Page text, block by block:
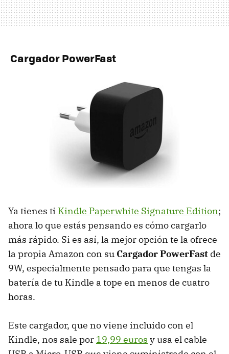
Cargador PowerFast
Ya tienes ti Kindle Paperwhite Signature Edition;
ahora lo que estás pensando es cómo cargarlo
más rápido. Si es así, la mejor opción te la ofrece
la propia Amazon con su Cargador PowerFast de
9W, especialmente pensado para que tengas la
batería de tu Kindle a tope en menos de cuatro
horas.
Este cargador, que no viene incluido con el
Kindle, nos sale por 19,99 euros y usa el cable